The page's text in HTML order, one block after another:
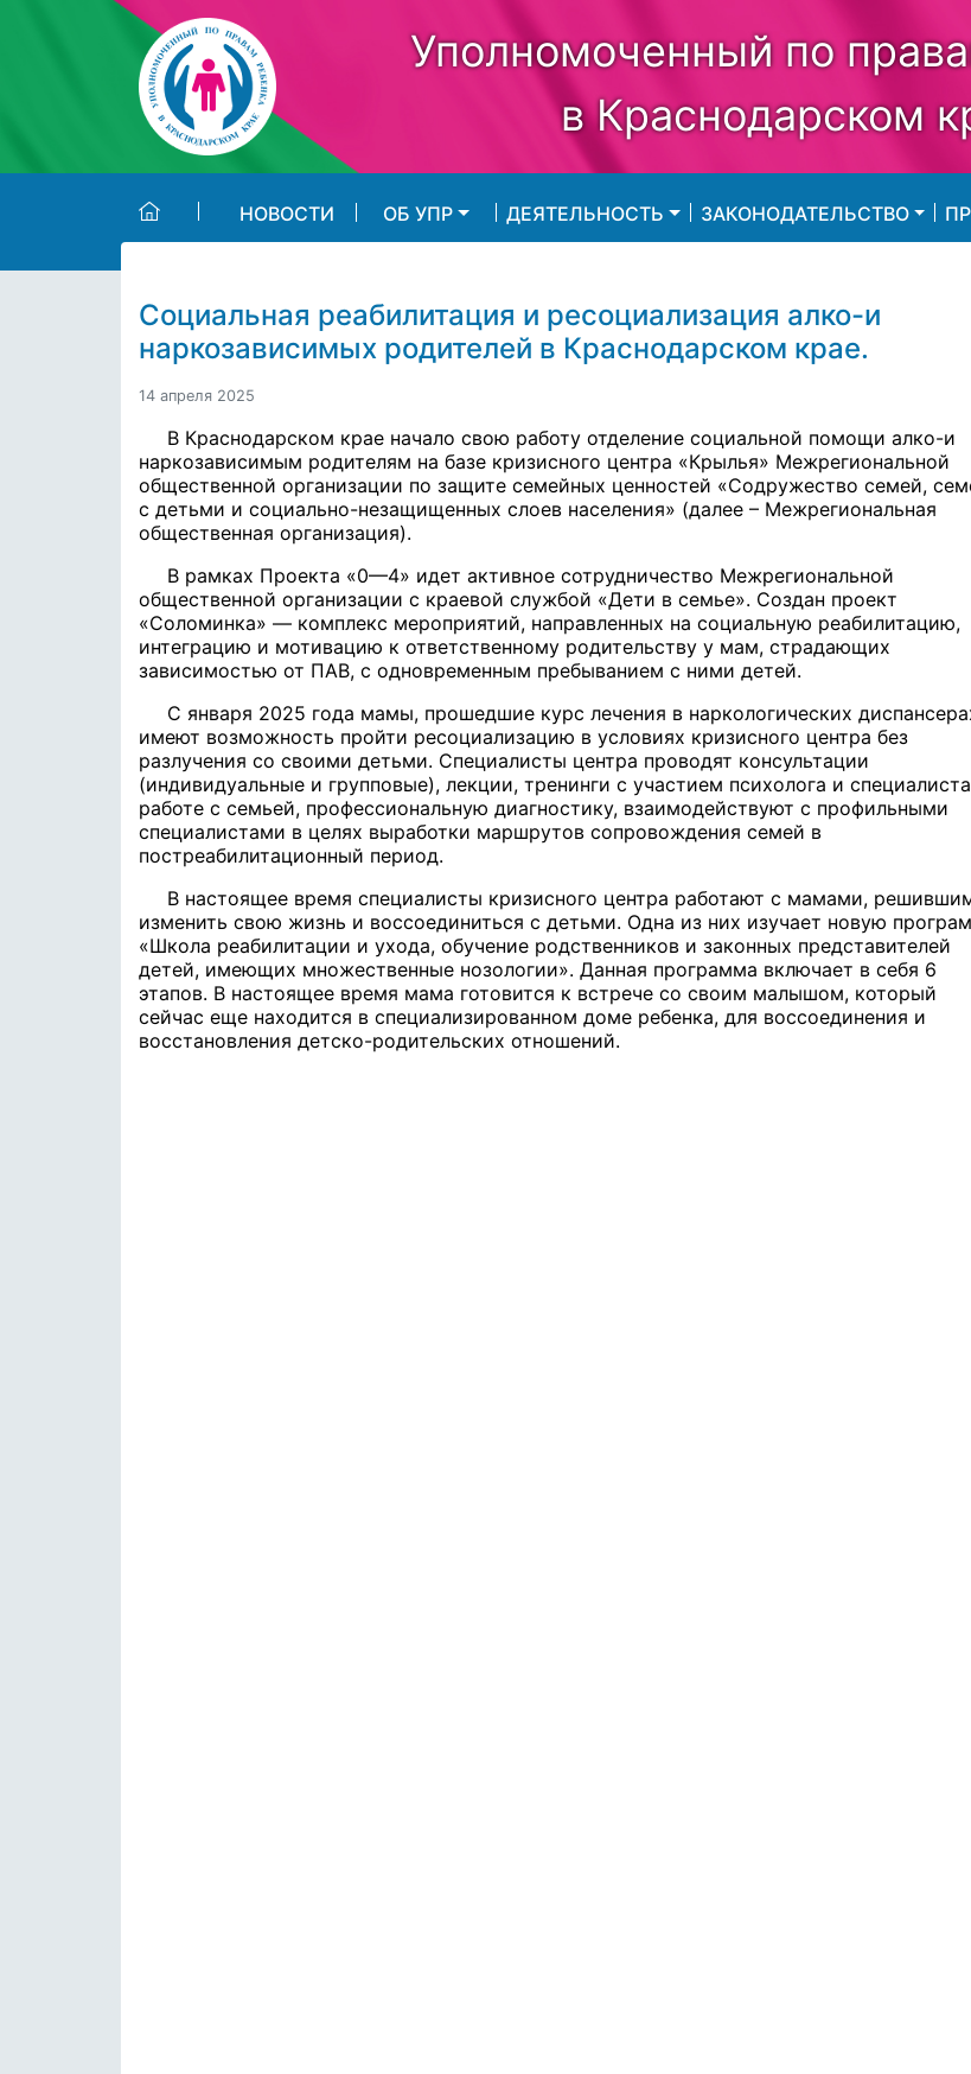
Skip to main content
Уполномоченный по
в Краснодарском
НОВОСТИ ОБ УПР ДЕЯТЕЛЬНОСТЬ ЗАКОНОДАТЕЛЬСТВО
Социальная реабилитация и ресоциализация алко-и
наркозависимых родителей в Краснодарском крае.
14 апреля 2025
В Краснодарском крае начало свою работу отделение социальной помощи алко-и
наркозависимым родителям на базе кризисного центра «Крылья» Межрегиональной
общественной организации по защите семейных ценностей «Содружество семей,
с детьми и социально-незащищенных слоев населения» (далее – Межрегиональная
общественная организация).
В рамках Проекта «0—4» идет активное сотрудничество Межрегиональной
общественной организации с краевой службой «Дети в семье». Создан проект
«Соломинка» — комплекс мероприятий, направленных на социальную реабилитацию,
интеграцию и мотивацию к ответственному родительству у мам, страдающих
зависимостью от ПАВ, с одновременным пребыванием с ними детей.
С января 2025 года мамы, прошедшие курс лечения в наркологических
имеют возможность пройти ресоциализацию в условиях кризисного центра без
разлучения со своими детьми. Специалисты центра проводят консультации
(индивидуальные и групповые), лекции, тренинги с участием психолога и
работе с семьей, профессиональную диагностику, взаимодействуют с профильными
специалистами в целях выработки маршрутов сопровождения семей в
постреабилитационный период.
В настоящее время специалисты кризисного центра работают с мамами,
изменить свою жизнь и воссоединиться с детьми. Одна из них изучает новую
«Школа реабилитации и ухода, обучение родственников и законных представителей
детей, имеющих множественные нозологии». Данная программа включает в себя 6
этапов. В настоящее время мама готовится к встрече со своим малышом, который
сейчас еще находится в специализированном доме ребенка, для воссоединения и
восстановления детско-родительских отношений.